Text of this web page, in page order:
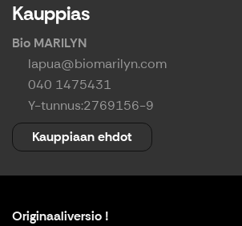
Kauppias
Bio MARILYN
lapua@biomarilyn.com
040 1475431
Y-tunnus:2769156-9
Kauppiaan ehdot
Originaaliversio !